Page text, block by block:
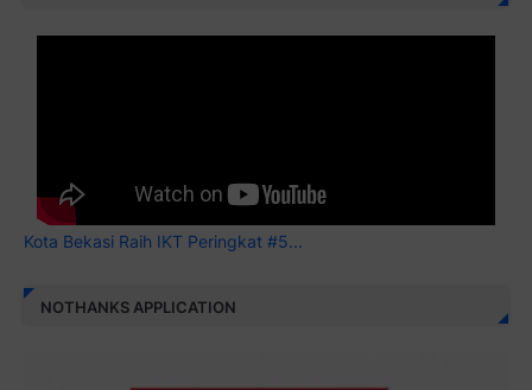
Kota Bekasi Raih IKT Peringkat #5...
NOTHANKS APPLICATION